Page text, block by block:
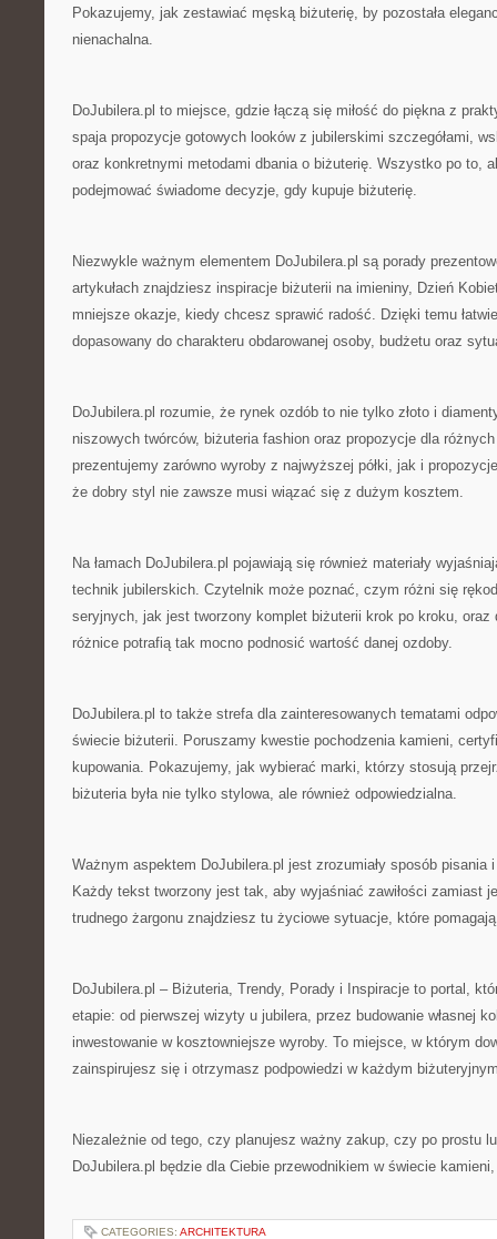
Pokazujemy, jak zestawiać męską biżuterię, by pozostała
nienachalna.
DoJubilera.pl to miejsce, gdzie łączą się miłość do piękna z
spaja propozycje gotowych looków z jubilerskimi szczegółami,
oraz konkretnymi metodami dbania o biżuterię. Wszystko po to,
podejmować świadome decyzje, gdy kupuje biżuterię.
Niezwykle ważnym elementem DoJubilera.pl są porady
artykułach znajdziesz inspiracje biżuterii na imieniny, Dzień
mniejsze okazje, kiedy chcesz sprawić radość. Dzięki temu
dopasowany do charakteru obdarowanej osoby, budżetu oraz
DoJubilera.pl rozumie, że rynek ozdób to nie tylko złoto i
niszowych twórców, biżuteria fashion oraz propozycje dla
prezentujemy zarówno wyroby z najwyższej półki, jak i
że dobry styl nie zawsze musi wiązać się z dużym kosztem.
Na łamach DoJubilera.pl pojawiają się również materiały
technik jubilerskich. Czytelnik może poznać, czym różni się
seryjnych, jak jest tworzony komplet biżuterii krok po kroku, oraz
różnice potrafią tak mocno podnosić wartość danej ozdoby.
DoJubilera.pl to także strefa dla zainteresowanych tematami
świecie biżuterii. Poruszamy kwestie pochodzenia kamieni,
kupowania. Pokazujemy, jak wybierać marki, którzy stosują
biżuteria była nie tylko stylowa, ale również odpowiedzialna.
Ważnym aspektem DoJubilera.pl jest zrozumiały sposób pisania
Każdy tekst tworzony jest tak, aby wyjaśniać zawiłości zamiast
trudnego żargonu znajdziesz tu życiowe sytuacje, które
DoJubilera.pl – Biżuteria, Trendy, Porady i Inspiracje to portal,
etapie: od pierwszej wizyty u jubilera, przez budowanie własnej
inwestowanie w kosztowniejsze wyroby. To miejsce, w którym
zainspirujesz się i otrzymasz podpowiedzi w każdym
Niezależnie od tego, czy planujesz ważny zakup, czy po prostu
DoJubilera.pl będzie dla Ciebie przewodnikiem w świecie
CATEGORIES: ARCHITEKTURA